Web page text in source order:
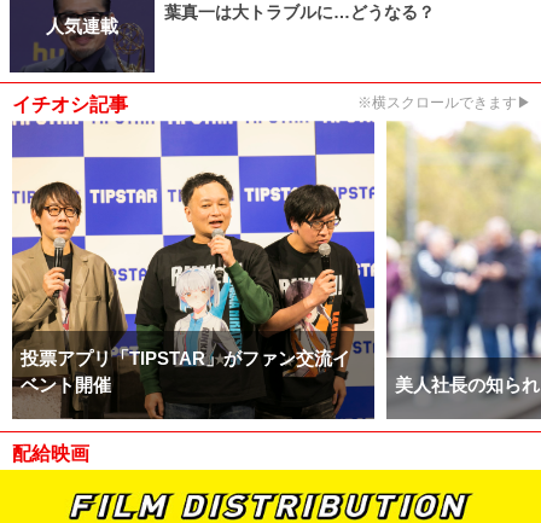
人気連載
葉真一は大トラブルに…どうなる？
イチオシ記事 ※横スクロールできます▶
投票アプリ「TIPSTAR」がファン交流イ
ベント開催
美人社長の知ら
配給映画